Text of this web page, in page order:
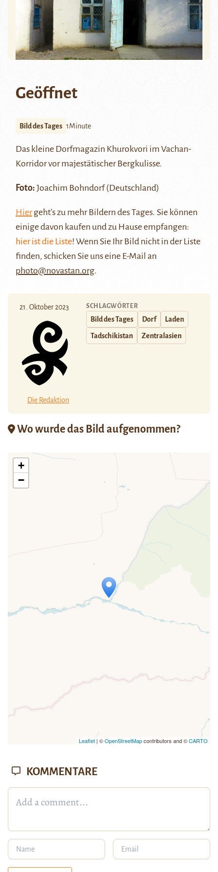
Geöffnet
Bild des Tages 1Minute
Das kleine Dorfmagazin Khurokvori im Vachan-
Korridorvor majestätischer Bergkulisse.
Foto: Joachim Bohndorf (Deutschland)
Hiergeht’s zu mehr Bildern des Tages. Sie können
einige davon kaufen und zu Hause empfangen:
hier ist die Liste! Wenn Sie Ihr Bild nicht in der Liste
finden, schicken Sie uns eine E-Mail an
photo@novastan.org.
21. Oktober 2023
Die Redaktion
SCHLAGWÖRTER
Bild des Tages Dorf Laden
Tadschikistan Zentralasien
Wo wurde das Bild aufgenommen?
Travelers' Map wird geladen …
Wenn du dies siehst, nachdem deine
Seite vollständig geladen wurde,
fehlen leafletJS-Dateien.
+
−
Leaflet| ©OpenStreetMapcontributors and ©CARTO
KOMMENTARE